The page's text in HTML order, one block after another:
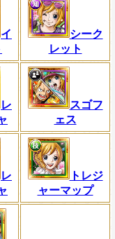
イ
シーク
レット
レ
スゴフ
ェス
レ
トレジ
ャーマップ